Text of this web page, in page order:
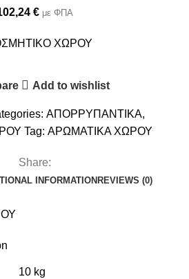
€ με ΦΠΑ
ΧΩΡΟΥ
Add to wishlist
ΑΠΟΡΡΥΠΑΝΤΙΚΑ,
Tag: ΑΡΩΜΑΤΙΚΑ ΧΩΡΟΥ
Share:
INFORMATION REVIEWS (0)
10 kg